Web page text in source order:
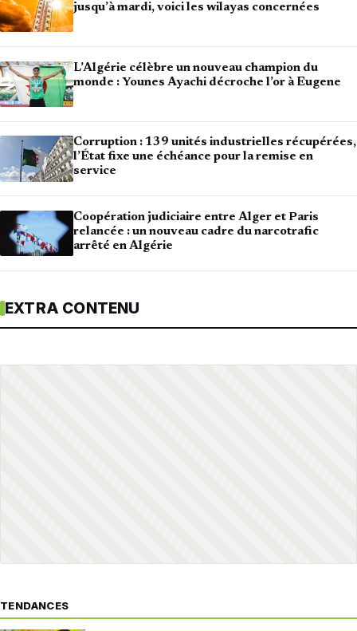
jusqu’à mardi, voici les wilayas concernées
L’Algérie célèbre un nouveau champion du
monde : Younes Ayachi décroche l’or à Eugene
Corruption : 139 unités industrielles récupérées,
l’État fixe une échéance pour la remise en
service
Coopération judiciaire entre Alger et Paris
relancée : un nouveau cadre du narcotrafic
arrêté en Algérie
EXTRA CONTENU
TENDANCES